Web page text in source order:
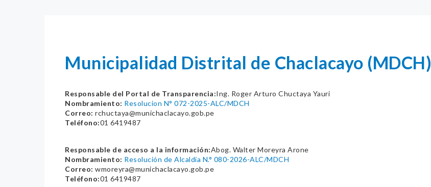
Municipalidad Distrital de Chaclacayo (MDCH)
Responsable del Portal de Transparencia:Ing. Roger Arturo Chuctaya Yauri
Nombramiento: Resolucion N° 072-2025-ALC/MDCH
Correo: rchuctaya@munichaclacayo.gob.pe
Teléfono:01 6419487
Responsable de acceso a la información:Abog. Walter Moreyra Arone
Nombramiento: Resolución de Alcaldía N.° 080-2026-ALC/MDCH
Correo: wmoreyra@munichaclacayo.gob.pe
Teléfono:01 6419487